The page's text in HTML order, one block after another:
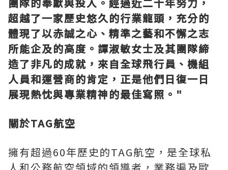
超越了一家歷史悠久的行業龍頭 ，充分的
體現了以赤誠之心、精準之藝和不懈之志
所能企及的高度 。譚淑敏女士及其團隊締
造了非凡的成就 ，來自全球飛行員、機組
人員和運營商的肯定 ， 正是他們日復一日
展現熱忱與專業精神的最佳寫照。 "
關於TAG航空
擁有超過60年歷史的TAG航空，是全球私